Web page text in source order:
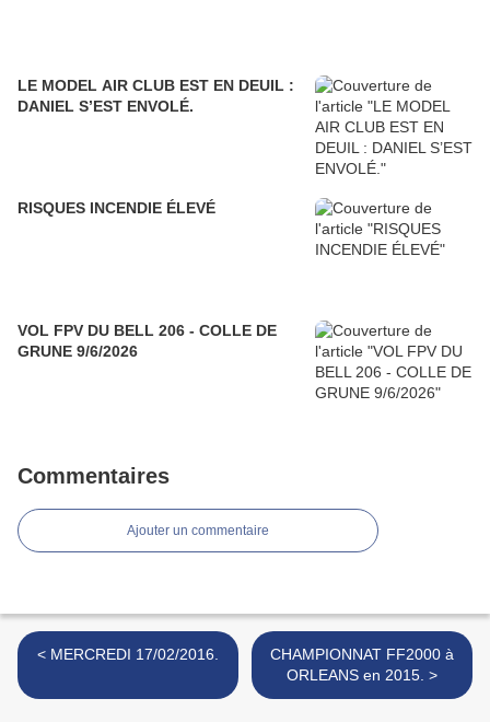
LE MODEL AIR CLUB EST EN DEUIL :
DANIEL S’EST ENVOLÉ.
RISQUES INCENDIE ÉLEVÉ
VOL FPV DU BELL 206 - COLLE DE
GRUNE 9/6/2026
Commentaires
Ajouter un commentaire
< MERCREDI 17/02/2016.
CHAMPIONNAT FF2000 à
ORLEANS en 2015. >